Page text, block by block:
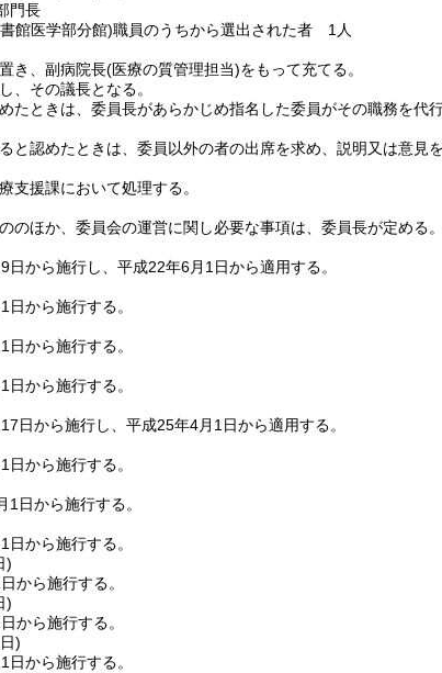
門長
館医学部分館)職員のうちから選出された者 1人
き、副病院長(医療の質管理担当)をもって充てる。
、その議長となる。
たときは、委員長があらかじめ指名した委員がその職務を代
と認めたときは、委員以外の者の出席を求め、説明又は意見
支援課において処理する。
のほか、委員会の運営に関し必要な事項は、委員長が定める
日から施行し、平成22年6月1日から適用する。
から施行する。
から施行する。
から施行する。
日から施行し、平成25年4月1日から適用する。
から施行する。
日から施行する。
から施行する。
)
から施行する。
)
から施行する。
)
から施行する。